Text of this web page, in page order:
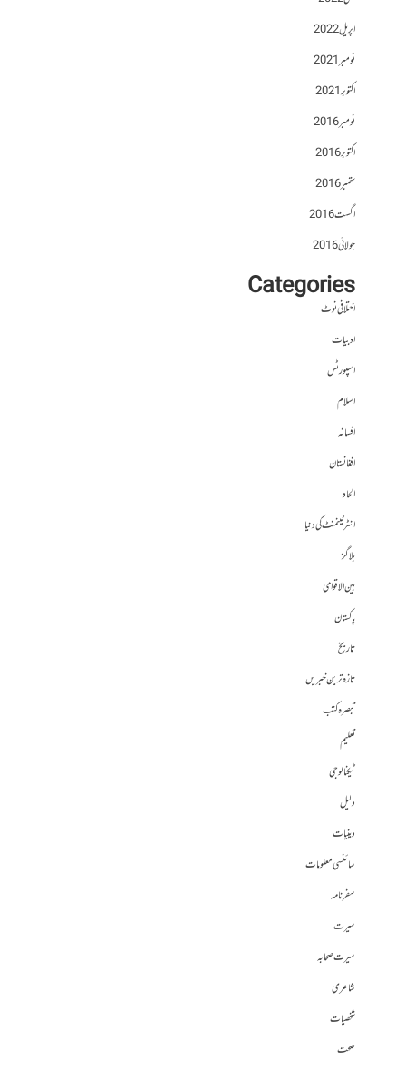
اپریل 2022
نومبر 2021
اکتوبر 2021
نومبر 2016
اکتوبر 2016
ستمبر 2016
اگست 2016
جولائی 2016
Categories
اختلافی نوٹ
ادبیات
اسپورٹس
اسلام
افسانہ
افغانستان
الحاد
انٹرٹینمنٹ کی دنیا
بلاگز
بین الاقوامی
پاکستان
تاریخ
تازہ ترین خبریں
تبصرہ کتب
تعلیم
ٹیکنالوجی
دلیل
دینیات
سائنسی معلومات
سفرنامہ
سیرت
سیرت صحابہ
شاعری
شخصیات
صحت